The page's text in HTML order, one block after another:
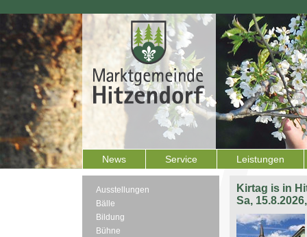
News Service Leistungen
Ausstellungen
Bälle
Bildung
Bühne
Kirtag is in
Sa,